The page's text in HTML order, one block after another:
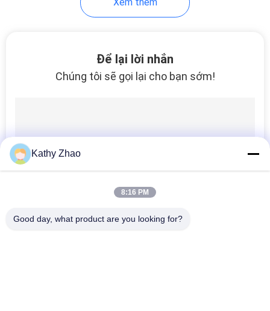
Bộ dụng cụ sửa
Bộ sửa chữa đầu
phun Delphi
Xem thêm
Để lại lời nhắn
Chúng tôi sẽ gọi lại cho bạn sớm!
Kathy Zhao
8:16 PM
Good day, what product are you looking for?